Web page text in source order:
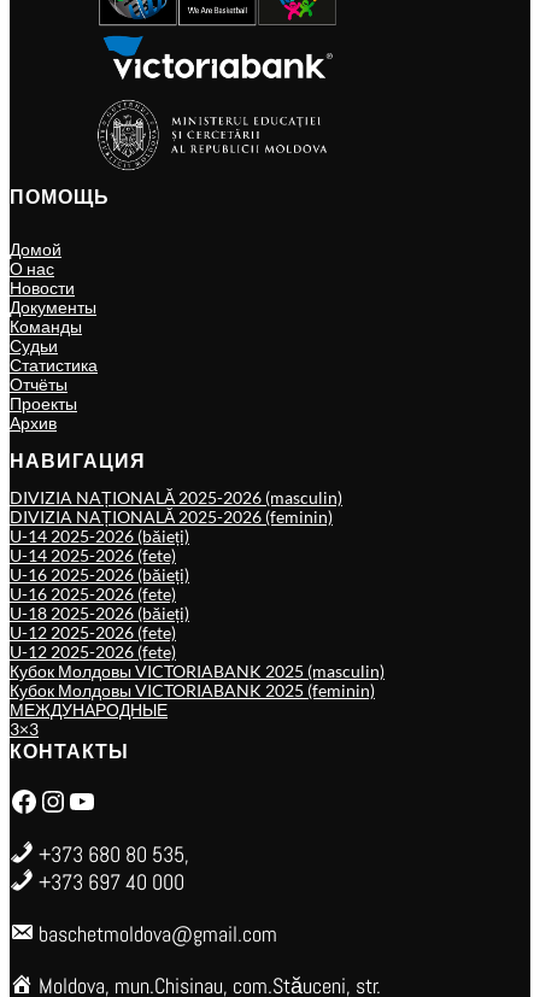
ПОМОЩЬ
Домой
О нас
Новости
Документы
Команды
Судьи
Статистика
Отчёты
Проекты
Архив
НАВИГАЦИЯ
DIVIZIA NAȚIONALĂ 2025-2026 (masculin)
DIVIZIA NAȚIONALĂ 2025-2026 (feminin)
U-14 2025-2026 (băieți)
U-14 2025-2026 (fete)
U-16 2025-2026 (băieți)
U-16 2025-2026 (fete)
U-18 2025-2026 (băieți)
U-12 2025-2026 (fete)
U-12 2025-2026 (fete)
Кубок Молдовы VICTORIABANK 2025 (masculin)
Кубок Молдовы VICTORIABANK 2025 (feminin)
МЕЖДУНАРОДНЫЕ
3×3
КОНТАКТЫ
Facebook Instagram YouTube
+373 680 80 535,
+373 697 40 000
baschetmoldova@gmail.com
Moldova, mun.Chisinau, com.Stăuceni, str.